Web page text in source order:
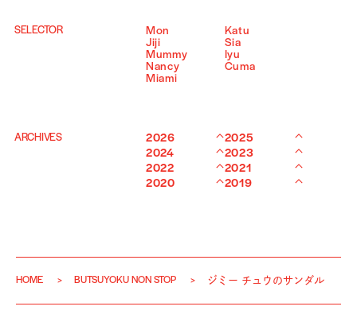
SELECTOR Mon
Katu
Jiji
Sia
Mummy
Iyu
Nancy
Cuma
Miami
ARCHIVES 2026
2025
2024
2023
2022
2021
2020
2019
HOME BUTSUYOKU NON STOP ジミー チュウのサンダル